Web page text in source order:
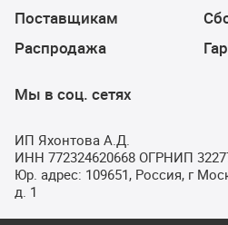
Поставщикам
Распродажа
Мы в соц. сетях
ИП Яхонтова А.Д.
ИНН 772324620668 ОГРНИП
Юр. адрес: 109651, Россия, г
д. 1